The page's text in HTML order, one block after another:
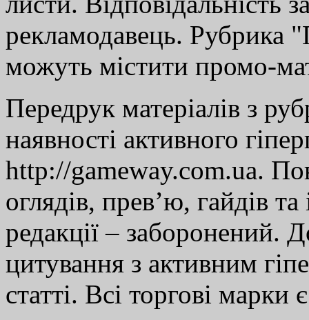
рекламодавець. Рубрика
можуть містити промо-
Передрук матеріалів з
наявності активного
http://gameway.com.ua.
оглядів, прев’ю, гайдів
редакції – заборонений.
цитування з активним
статті. Всі торгові марки